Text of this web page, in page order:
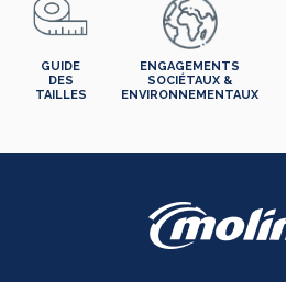
GUIDE
DES
TAILLES
ENGAGEMENTS
SOCIÉTAUX &
ENVIRONNEMENTAUX